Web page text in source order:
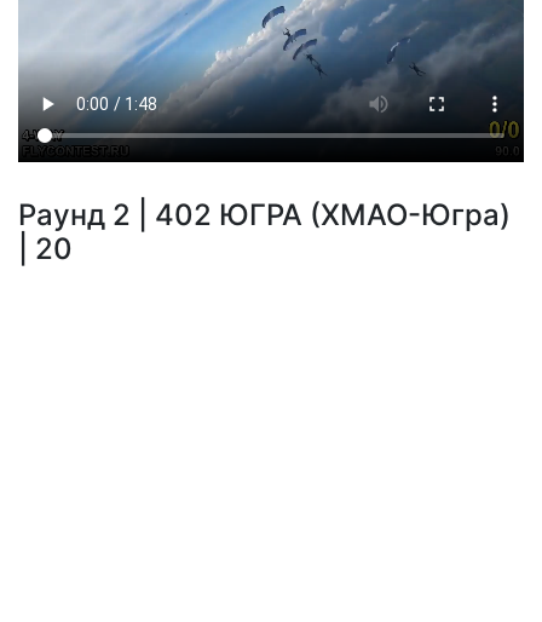
Раунд 2 | 402 ЮГРА (ХМАО-Югра)
| 20